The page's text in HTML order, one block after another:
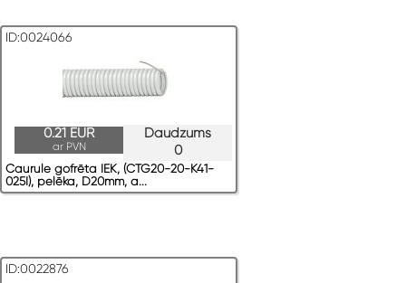
ID:0024066
Daudzums
0
0.21 EUR
ar PVN
Caurule gofrēta IEK, (CTG20-20-K41-
025I), pelēka, D20mm, a...
ID:0022876